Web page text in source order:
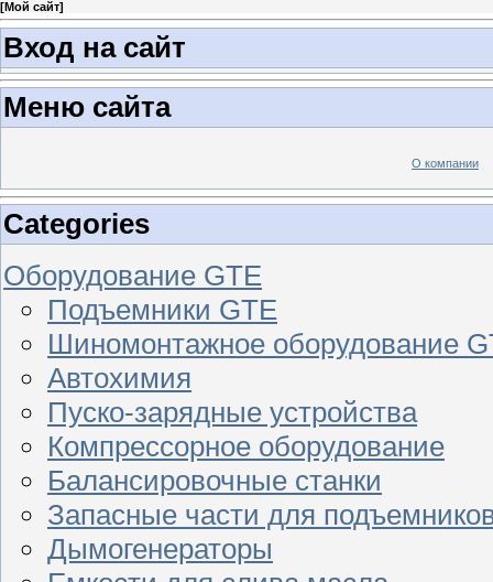
[Мой сайт]
Вход на сайт
Меню сайта
О компании
Categories
Оборудование GTE
Подъемники GTE
Шиномонтажное оборудование
Автохимия
Пуско-зарядные устройства
Компрессорное оборудование
Балансировочные станки
Запасные части для
Дымогенераторы